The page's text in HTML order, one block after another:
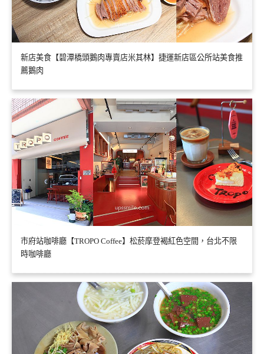
新店美食【碧潭橋頭鵝肉專賣店米其林】捷運新店區公所站美食推
薦鵝肉
市府站咖啡廳【TROPO Coffee】松菸摩登褐紅色空間，台北不限
時咖啡廳